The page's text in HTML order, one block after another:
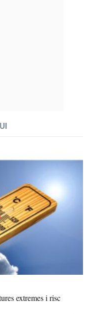
extremes i risc